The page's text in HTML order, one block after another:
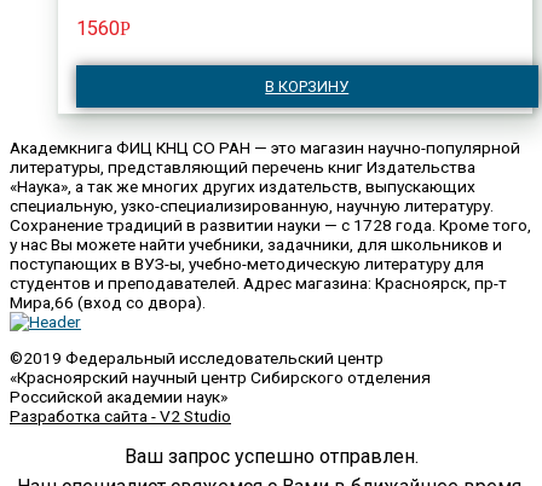
1560Р
В КОРЗИНУ
Академкнига ФИЦ КНЦ СО РАН — это магазин научно-популярной
литературы, представляющий перечень книг Издательства
«Наука», а так же многих других издательств, выпускающих
специальную, узко-специализированную, научную литературу.
Сохранение традиций в развитии науки — с 1728 года. Кроме того,
у нас Вы можете найти учебники, задачники, для школьников и
поступающих в ВУЗ-ы, учебно-методическую литературу для
студентов и преподавателей. Адрес магазина: Красноярск, пр-т
Мира,66 (вход со двора).
©2019 Федеральный исследовательский центр
«Красноярский научный центр Сибирского отделения
Российской академии наук»
Разработка сайта - V2 Studio
Ваш запрос успешно отправлен.